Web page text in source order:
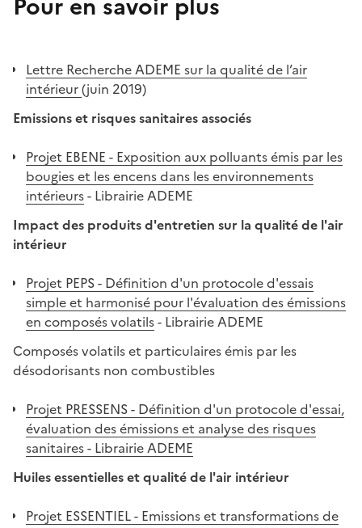
Lettre Recherche ADEME sur la qualité de l’air
intérieur(juin 2019)
Emissions et risques sanitaires associés
Projet EBENE - Exposition aux polluants émis par les
bougies et les encens dans les environnements
intérieurs- Librairie ADEME
Impact des produits d'entretien sur la qualité de l'air
intérieur
Projet PEPS - Définition d'un protocole d'essais
simple et harmonisé pour l'évaluation des émissions
en composés volatils- Librairie ADEME
Composés volatils et particulaires émis par les
désodorisants non combustibles
Projet PRESSENS - Définition d'un protocole d'essai,
évaluation des émissions et analyse des risques
sanitaires - Librairie ADEME
Huiles essentielles et qualité de l'air intérieur
Projet ESSENTIEL - Emissions et transformations de